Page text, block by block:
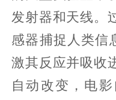
发射器和天线。
感器捕捉人类信
激其反应并吸收
自动改变，电